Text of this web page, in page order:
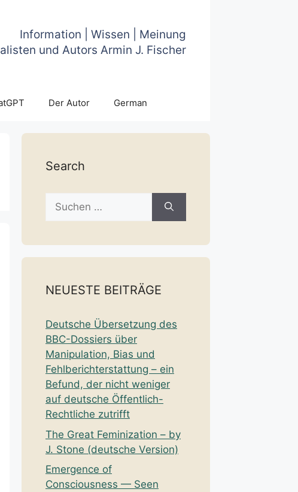
Information | Wissen | Meinung
und Autors Armin J. Fischer
Der Autor German
Search
Suche
nach:
NEUESTE BEITRÄGE
Deutsche Übersetzung des
BBC-Dossiers über
Manipulation, Bias und
Fehlberichterstattung – ein
Befund, der nicht weniger
auf deutsche Öffentlich-
Rechtliche zutrifft
The Great Feminization – by
J. Stone (deutsche Version)
Emergence of
Consciousness — Seen